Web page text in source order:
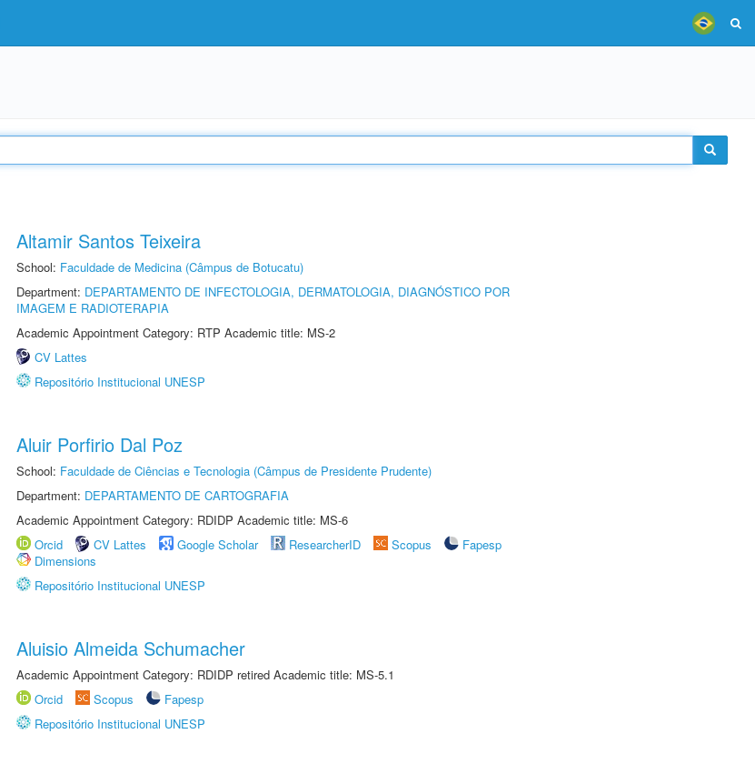
Altamir Santos Teixeira
School: Faculdade de Medicina (Câmpus de Botucatu)
Department: DEPARTAMENTO DE INFECTOLOGIA, DERMATOLOGIA, DIAGNÓSTICO POR
IMAGEM E RADIOTERAPIA
Academic Appointment Category: RTP Academic title: MS-2
CV Lattes
Repositório Institucional UNESP
Aluir Porfirio Dal Poz
School: Faculdade de Ciências e Tecnologia (Câmpus de Presidente Prudente)
Department: DEPARTAMENTO DE CARTOGRAFIA
Academic Appointment Category: RDIDP Academic title: MS-6
Orcid
CV Lattes Google Scholar ResearcherID Scopus
Fapesp
Dimensions
Repositório Institucional UNESP
Aluisio Almeida Schumacher
Academic Appointment Category: RDIDP retired Academic title: MS-5.1
Orcid
Scopus
Fapesp
Repositório Institucional UNESP